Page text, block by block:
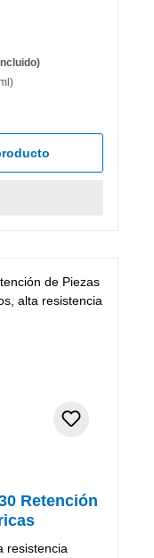
Retención
resistencia